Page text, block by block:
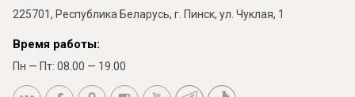
225701, Республика Беларусь, г. Пинск, ул. Чуклая, 1
Время работы:
Пн — Пт: 08.00 — 19.00